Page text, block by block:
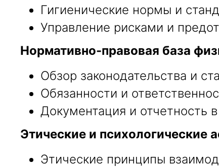
Гигиенические нормы и
Управление рисками и
Нормативно-правовая база
Обзор законодательства и
Обязанности и
Документация и отчетность
Этические и психологические
Этические принципы